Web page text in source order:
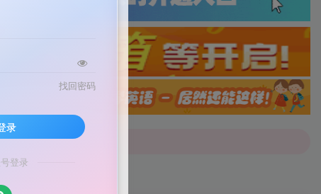
这里查看详情！
这里查看详情！
找回密码
录
登录